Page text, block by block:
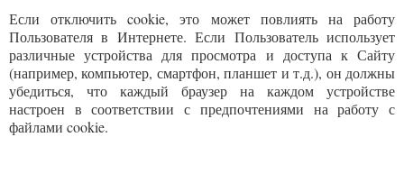
Если отключить cookie, это может повлиять на работу
Пользователя в Интернете. Если Пользователь использует
различные устройства для просмотра и доступа к Сайту
(например, компьютер, смартфон, планшет и т.д.), он должны
убедиться, что каждый браузер на каждом устройстве
настроен в соответствии с предпочтениями на работу с
файлами cookie.